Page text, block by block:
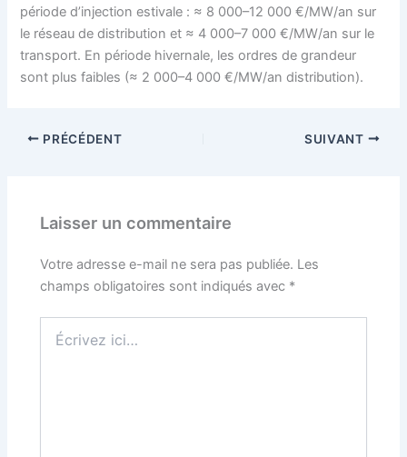
période d’injection estivale : ≈ 8 000–12 000 €/MW/an sur
le réseau de distribution et ≈ 4 000–7 000 €/MW/an sur le
transport. En période hivernale, les ordres de grandeur
sont plus faibles (≈ 2 000–4 000 €/MW/an distribution).
PRÉCÉDENT SUIVANT
Laisser un commentaire
Votre adresse e-mail ne sera pas publiée. Les
champs obligatoires sont indiqués avec *
ici…